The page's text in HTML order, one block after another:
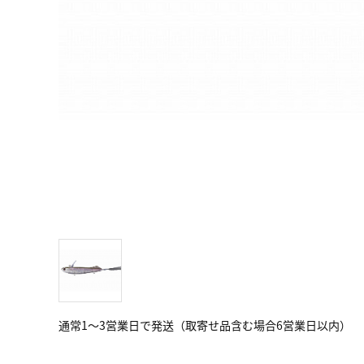
通常1～3営業日で発送（取寄せ品含む場合6営業日以内）